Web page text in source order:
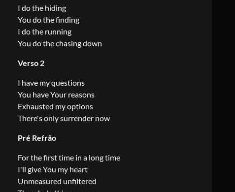
I do the hiding
You do the finding
I do the running
You do the chasing down
Verso 2
I have my questions
You have Your reasons
Exhausted my options
There's only surrender now
Pré Refrão
For the first time in a long time
I'll give You my heart
Unmeasured unfiltered